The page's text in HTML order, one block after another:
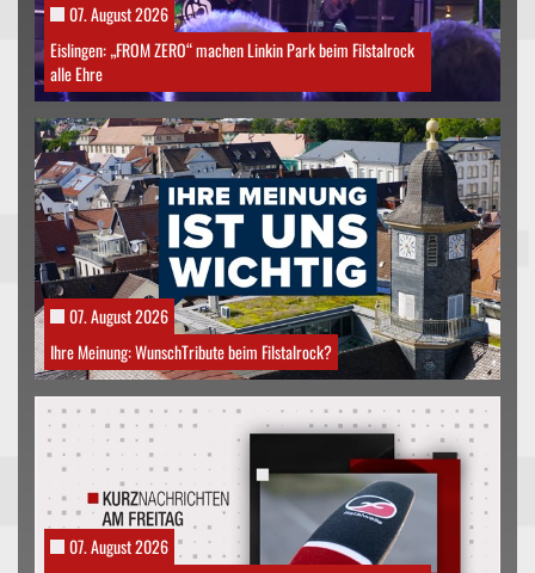
07. August 2026
Eislingen: „FROM ZERO“ machen Linkin Park beim Filstalrock
alle Ehre
07. August 2026
Ihre Meinung: WunschTribute beim Filstalrock?
07. August 2026